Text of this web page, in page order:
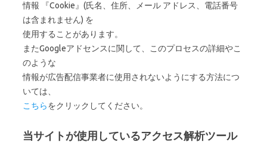
情報 『Cookie』(氏名、住所、メール アドレス、電話番号
は含まれません) を
使用することがあります。
またGoogleアドセンスに関して、このプロセスの詳細やこ
のような
情報が広告配信事業者に使用されないようにする方法につ
いては、
こちらをクリックしてください。
当サイトが使用しているアクセス解析ツール